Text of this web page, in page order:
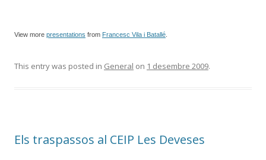
View more presentations from Francesc Vila i Batallé
This entry was posted in General on 1 desembre 2009.
Els traspassos al CEIP Les Deveses